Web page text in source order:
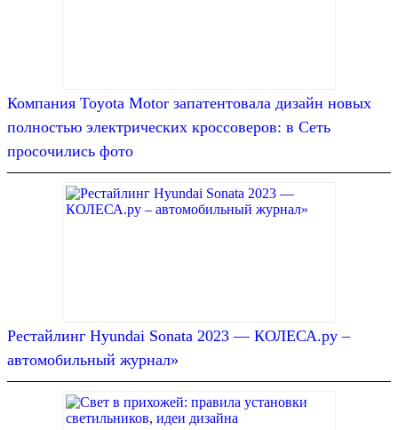
Компания Toyota Motor запатентовала дизайн новых
полностью электрических кроссоверов: в Сеть
просочились фото
Рестайлинг Hyundai Sonata 2023 — КОЛЕСА.ру –
автомобильный журнал»